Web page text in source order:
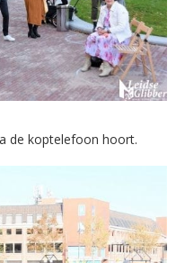
de koptelefoon hoort.